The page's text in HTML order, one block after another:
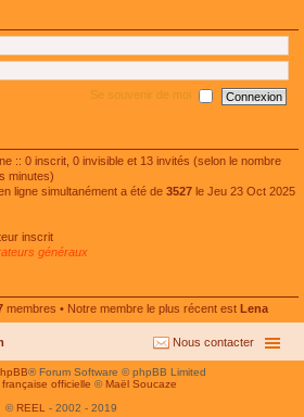
Se souvenir de moi
:: 0 inscrit, 0 invisible et 13 invités (selon le nombre
minutes)
ligne simultanément a été de 3527 le Jeu 23 Oct 2025
inscrit
généraux
membres • Notre membre le plus récent est Lena
Nous contacter
® Forum Software © phpBB Limited
officielle © Maël Soucaze
© REEL - 2002 - 2019